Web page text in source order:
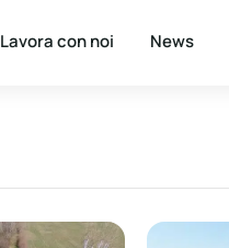
Lavora con noi News